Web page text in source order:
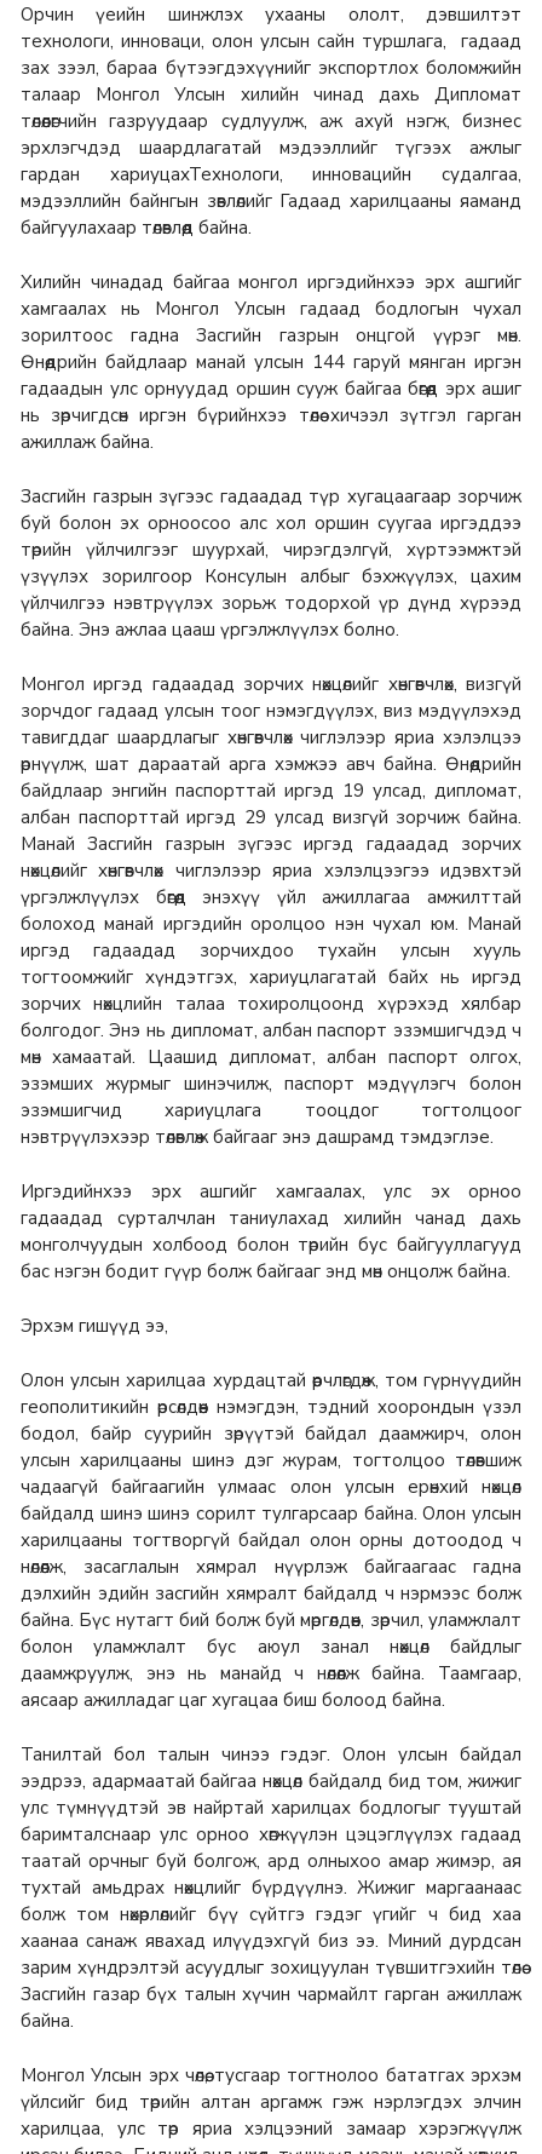
Орчин үеийн шинжлэх ухааны ололт, дэвшилтэт
технологи, инноваци, олон улсын сайн туршлага, гадаад
зах зээл, бараа бүтээгдэхүүнийг экспортлох боломжийн
талаар Монгол Улсын хилийн чинад дахь Дипломат
төлөөлөгчийн газруудаар судлуулж, аж ахуй нэгж, бизнес
эрхлэгчдэд шаардлагатай мэдээллийг түгээх ажлыг
гардан хариуцахТехнологи, инновацийн судалгаа,
мэдээллийн байнгын зөвлөлийг Гадаад харилцааны яаманд
байгуулахаар төлөвлөөд байна.
Хилийн чинадад байгаа монгол иргэдийнхээ эрх ашгийг
хамгаалах нь Монгол Улсын гадаад бодлогын чухал
зорилтоос гадна Засгийн газрын онцгой үүрэг мөн.
Өнөөдрийн байдлаар манай улсын 144 гаруй мянган иргэн
гадаадын улс орнуудад оршин сууж байгаа бөгөөд эрх ашиг
нь зөрчигдсөн иргэн бүрийнхээ төлөө хичээл зүтгэл гарган
ажиллаж байна.
Засгийн газрын зүгээс гадаадад түр хугацаагаар зорчиж
буй болон эх орноосоо алс хол оршин суугаа иргэддээ
төрийн үйлчилгээг шуурхай, чирэгдэлгүй, хүртээмжтэй
үзүүлэх зорилгоор Консулын албыг бэхжүүлэх, цахим
үйлчилгээ нэвтрүүлэх зорьж тодорхой үр дүнд хүрээд
байна. Энэ ажлаа цааш үргэлжлүүлэх болно.
Монгол иргэд гадаадад зорчих нөхцөлийг хөнгөвчлөх, визгүй
зорчдог гадаад улсын тоог нэмэгдүүлэх, виз мэдүүлэхэд
тавигддаг шаардлагыг хөнгөвчлөх чиглэлээр яриа хэлэлцээ
өрнүүлж, шат дараатай арга хэмжээ авч байна. Өнөөдрийн
байдлаар энгийн паспорттай иргэд 19 улсад, дипломат,
албан паспорттай иргэд 29 улсад визгүй зорчиж байна.
Манай Засгийн газрын зүгээс иргэд гадаадад зорчих
нөхцөлийг хөнгөвчлөх чиглэлээр яриа хэлэлцээгээ идэвхтэй
үргэлжлүүлэх бөгөөд энэхүү үйл ажиллагаа амжилттай
болоход манай иргэдийн оролцоо нэн чухал юм. Манай
иргэд гадаадад зорчихдоо тухайн улсын хууль
тогтоомжийг хүндэтгэх, хариуцлагатай байх нь иргэд
зорчих нөхцлийн талаа тохиролцоонд хүрэхэд хялбар
болгодог. Энэ нь дипломат, албан паспорт эзэмшигчдэд ч
мөн хамаатай. Цаашид дипломат, албан паспорт олгох,
эзэмших журмыг шинэчилж, паспорт мэдүүлэгч болон
эзэмшигчид хариуцлага тооцдог тогтолцоог
нэвтрүүлэхээр төлөвлөж байгааг энэ дашрамд тэмдэглэе.
Иргэдийнхээ эрх ашгийг хамгаалах, улс эх орноо
гадаадад сурталчлан таниулахад хилийн чанад дахь
монголчуудын холбоод болон төрийн бус байгууллагууд
бас нэгэн бодит гүүр болж байгааг энд мөн онцолж байна.
Эрхэм гишүүд ээ,
Олон улсын харилцаа хурдацтай өөрчлөгдөж, том гүрнүүдийн
геополитикийн өрсөлдөөн нэмэгдэн, тэдний хоорондын үзэл
бодол, байр суурийн зөрүүтэй байдал даамжирч, олон
улсын харилцааны шинэ дэг журам, тогтолцоо төлөвшиж
чадаагүй байгаагийн улмаас олон улсын ерөнхий нөхцөл
байдалд шинэ шинэ сорилт тулгарсаар байна. Олон улсын
харилцааны тогтворгүй байдал олон орны дотоодод ч
нөлөөлж, засаглалын хямрал нүүрлэж байгаагаас гадна
дэлхийн эдийн засгийн хямралт байдалд ч нэрмээс болж
байна. Бүс нутагт бий болж буй мөргөлдөөн, зөрчил, уламжлалт
болон уламжлалт бус аюул занал нөхцөл байдлыг
даамжруулж, энэ нь манайд ч нөлөөлж байна. Таамгаар,
аясаар ажилладаг цаг хугацаа биш болоод байна.
Танилтай бол талын чинээ гэдэг. Олон улсын байдал
ээдрээ, адармаатай байгаа нөхцөл байдалд бид том, жижиг
улс түмнүүдтэй эв найртай харилцах бодлогыг тууштай
баримталснаар улс орноо хөгжүүлэн цэцэглүүлэх гадаад
таатай орчныг буй болгож, ард олныхоо амар жимэр, ая
тухтай амьдрах нөхцлийг бүрдүүлнэ. Жижиг маргаанаас
болж том нөхөрлөлийг бүү сүйтгэ гэдэг үгийг ч бид хаа
хаанаа санаж явахад илүүдэхгүй биз ээ. Миний дурдсан
зарим хүндрэлтэй асуудлыг зохицуулан түвшитгэхийн төлөө
Засгийн газар бүх талын хүчин чармайлт гарган ажиллаж
байна.
Монгол Улсын эрх чөлөө, тусгаар тогтнолоо бататгах эрхэм
үйлсийг бид төрийн алтан аргамж гэж нэрлэгдэх элчин
харилцаа, улс төр яриа хэлцээний замаар хэрэгжүүлж